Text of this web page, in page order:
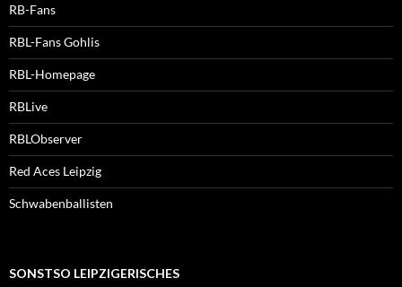
RB-Fans
RBL-Fans Gohlis
RBL-Homepage
RBLive
RBLObserver
Red Aces Leipzig
Schwabenballisten
SONSTSO LEIPZIGERISCHES